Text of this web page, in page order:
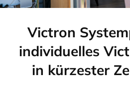
Victron
individuelles
in kürzester